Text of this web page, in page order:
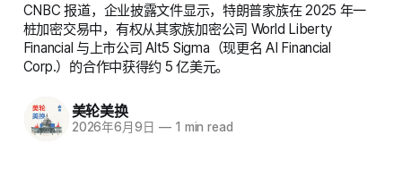
CNBC 报道，企业披露文件显示，特朗普家族在 2025 年一
桩加密交易中，有权从其家族加密公司 World Liberty
Financial 与上市公司 Alt5 Sigma（现更名 AI Financial
Corp.）的合作中获得约 5 亿美元。
美轮美换
2026年6月9日 —1 min read